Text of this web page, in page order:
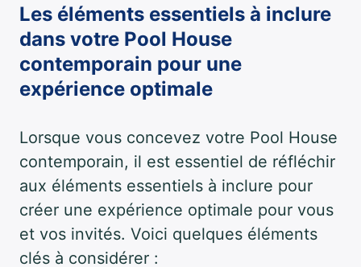
Les éléments essentiels à inclure
dans votre Pool House
contemporain pour une
expérience optimale
Lorsque vous concevez votre Pool House
contemporain, il est essentiel de réfléchir
aux éléments essentiels à inclure pour
créer une expérience optimale pour vous
et vos invités. Voici quelques éléments
clés à considérer :